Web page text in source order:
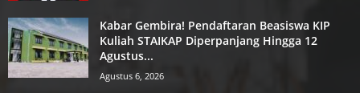
Kabar Gembira! Pendaftaran Beasiswa KIP
Kuliah STAIKAP Diperpanjang Hingga 12
Agustus...
Agustus 6, 2026